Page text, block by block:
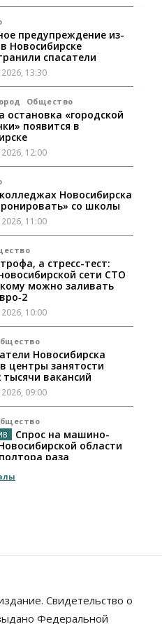
предупреждение из-
Новосибирске
спасатели
13:30
Общество
остановка «городской
появится в
12:00
Новосибирска
со школы
11:00
а стресс-тест:
сети СТО
можно заливать
10:00
Новосибирска
центры занятости
тысячи вакансий
09:00
Спрос на машино-
области
раза
Новосибирские вузы
приказы о
на бюджетные места
Свидетельство о
Федеральной